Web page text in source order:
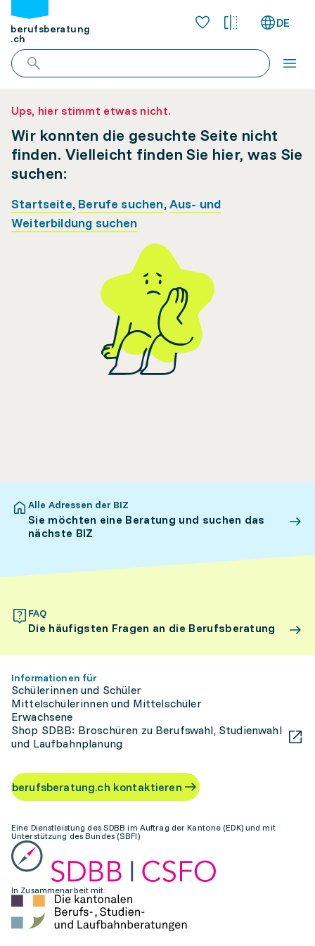
berufsberatung
.ch
DE
Ups, hier stimmt etwas nicht.
Wir konnten die gesuchte Seite nicht
finden. Vielleicht finden Sie hier, was Sie
suchen:
Startseite, Berufe suchen,Aus- und
Weiterbildung suchen
Alle Adressen der BIZ
Sie möchten eine Beratung und suchen das
nächste BIZ
FAQ
Die häufigsten Fragen an die Berufsberatung
Informationen für
Schülerinnen und Schüler
Mittelschülerinnen und Mittelschüler
Erwachsene
Shop SDBB: Broschüren zu Berufswahl, Studienwahl
und Laufbahnplanung
berufsberatung.ch kontaktieren
Eine Dienstleistung des SDBB im Auftrag der Kantone (EDK) und mit
Unterstützung des Bundes (SBFI)
In Zusammenarbeit mit: